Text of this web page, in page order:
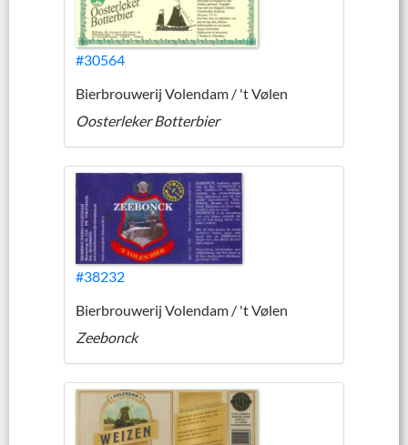
#30564
Bierbrouwerij Volendam / 't Vølen
Oosterleker Botterbier
#38232
Bierbrouwerij Volendam / 't Vølen
Zeebonck